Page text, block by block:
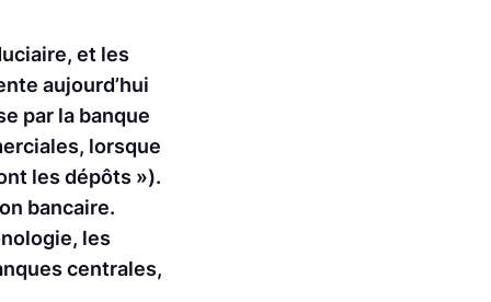
et les
aujourd’hui
par la banque
lorsque
les dépôts »).
bancaire.
les
centrales,